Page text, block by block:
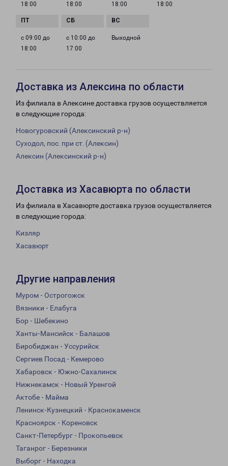
18:00
18:00
18:00
18:00
с 09:00 до
18:00
с 10:00 до
17:00
Выходной
Доставка из Алексина по области
Из филиала в Алексине доставка грузов осуществляется
в следующие города:
Новогуровский (Алексинский р-н)
Суходол, пос. при ст. (Алексин)
Алексин (Алексинский р-н)
Доставка из Хасавюрта по области
Из филиала в Хасавюрте доставка грузов осуществляется
в следующие города:
Кизляр
Хасавюрт
Другие направления
Муром - Острогожск
Вязники - Елабуга
Бор - Шебекино
Ханты-Мансийск - Балашов
Биробиджан - Уссурийск
Сергиев Посад - Кемерово
Хабаровск - Южно-Сахалинск
Нижнекамск - Новый Уренгой
Актобе - Майма
Ленинск-Кузнецкий - Краснокаменск
Красноярск - Кореновск
Санкт-Петербург - Прокопьевск
Таганрог - Березники
Выборг - Находка